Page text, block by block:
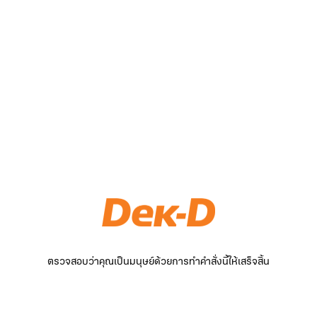
ตรวจสอบว่าคุณเป็นมนุษย์ด้วยการทำคำสั่งนี้ให้เสร็จสิ้น